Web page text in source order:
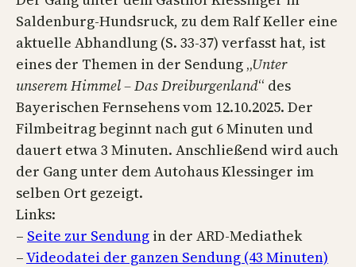
Saldenburg-Hundsruck, zu dem Ralf Keller eine
aktuelle Abhandlung (S. 33-37) verfasst hat, ist
eines der Themen in der Sendung „Unter
unserem Himmel – Das Dreiburgenland“ des
Bayerischen Fernsehens vom 12.10.2025. Der
Filmbeitrag beginnt nach gut 6 Minuten und
dauert etwa 3 Minuten. Anschließend wird auch
der Gang unter dem Autohaus Klessinger im
selben Ort gezeigt.
Links:
– Seite zur Sendung in der ARD-Mediathek
–Videodatei der ganzen Sendung (43 Minuten)